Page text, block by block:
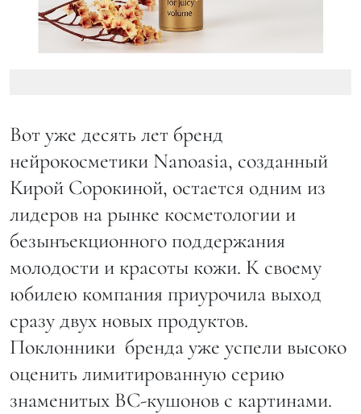
Вот уже десять лет бренд
нейрокосметики Nanoasia, созданный
Кирой Сорокиной, остается одним из
лидеров на рынке косметологии и
безынъекционного поддержания
молодости и красоты кожи. К своему
юбилею компания приурочила выход
сразу двух новых продуктов.
Поклонники бренда уже успели высоко
оценить лимитированную серию
знаменитых ВС-кушонов с картинами.